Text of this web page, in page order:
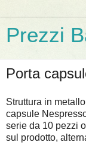
Prezzi
Porta
Struttura in
capsule
serie da 10 pezzi
sul prodotto,